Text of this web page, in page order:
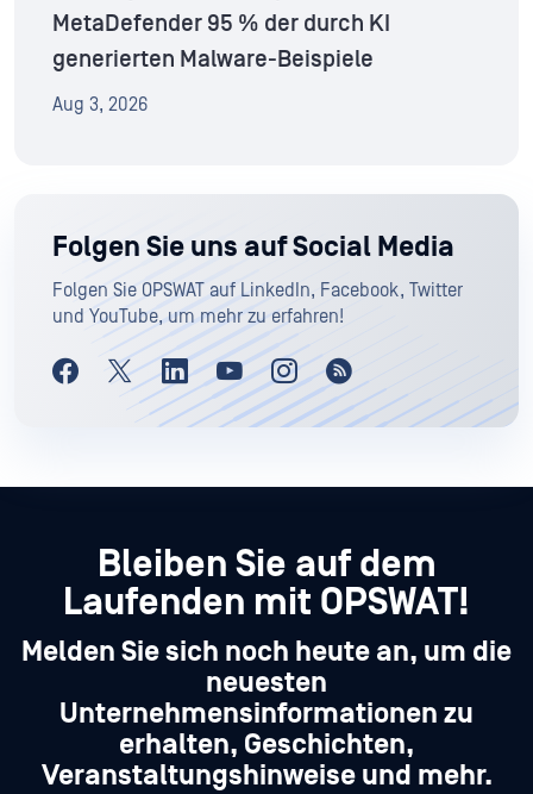
MetaDefender 95 % der durch KI
generierten Malware-Beispiele
Aug 3, 2026
Folgen Sie uns auf Social Media
Folgen Sie OPSWAT auf LinkedIn, Facebook, Twitter
und YouTube, um mehr zu erfahren!
Bleiben Sie auf dem
Laufenden mit OPSWAT!
Melden Sie sich noch heute an, um die
neuesten
Unternehmensinformationen zu
erhalten, Geschichten,
Veranstaltungshinweise und mehr.